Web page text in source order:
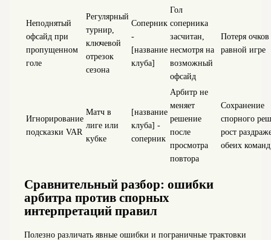
Неподнятый
офсайд при
пропущенном
голе
Регулярный
турнир,
ключевой
отрезок
сезона
Соперник
-
[название
клуба]
Гол
соперника
засчитан,
несмотря на
возможный
офсайд
Потеря очков
равной игре
Игнорирование
подсказки VAR
Матч в
лиге или
кубке
[название
клуба] -
соперник
Арбитр не
меняет
решение
после
просмотра
повтора
Сохранение
спорного
рост
обеих команд
Сравнительный разбор: ошибки
арбитра против спорных
интерпретаций правил
Полезно различать явные ошибки и пограничные трактовки